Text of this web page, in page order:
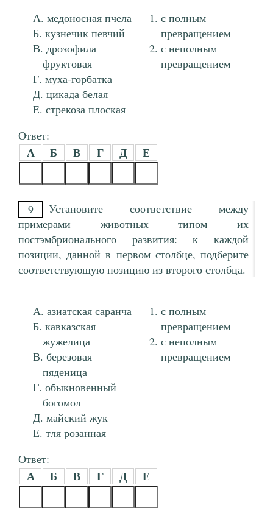
медоносная пчела
кузнечик певчий
дрозофила
фруктовая
муха-горбатка
цикада белая
стрекоза плоская
с полным
превращением
с неполным
превращением
Ответ:
А Б В Г Д Е
9
Установите соответствие между
примерами животных типом их
постэмбрионального развития: к каждой
позиции, данной в первом столбце, подберите
соответствующую позицию из второго столбца.
азиатская саранча
кавказская
жужелица
березовая
пяденица
обыкновенный
богомол
майский жук
тля розанная
с полным
превращением
с неполным
превращением
Ответ:
А Б В Г Д Е